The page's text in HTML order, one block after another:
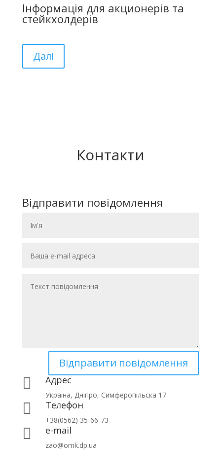
Інформація для акционерів та
стейкхолдерів
Далі
Контакти
Відправити повідомлення
Відправити повідомлення
 Адрес
Украіна, Дніпро, Симферопільска 17
 Телефон
+38(0562) 35-66-73
 e-mail
zao@omk.dp.ua